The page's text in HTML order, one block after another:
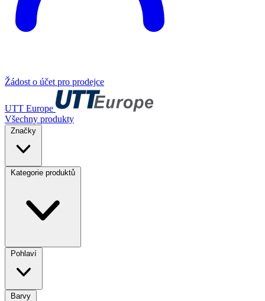
Žádost o účet pro prodejce
UTT Europe
Všechny produkty
Značky
Kategorie produktů
Pohlaví
Barvy